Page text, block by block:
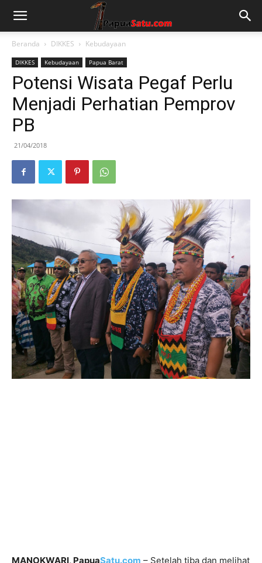
Beranda DIKKES Kebudayaan
DIKKES Kebudayaan Papua Barat
Potensi Wisata Pegaf Perlu
Menjadi Perhatian Pemprov
PB
21/04/2018
MANOKWARI, PapuaSatu.com – Setelah tiba dan melihat